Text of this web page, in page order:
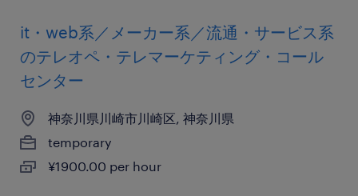
it・web系／メーカー系／流通・サービス系
のテレオペ・テレマーケティング・コール
センター
神奈川県川崎市川崎区, 神奈川県
temporary
¥1900.00 per hour